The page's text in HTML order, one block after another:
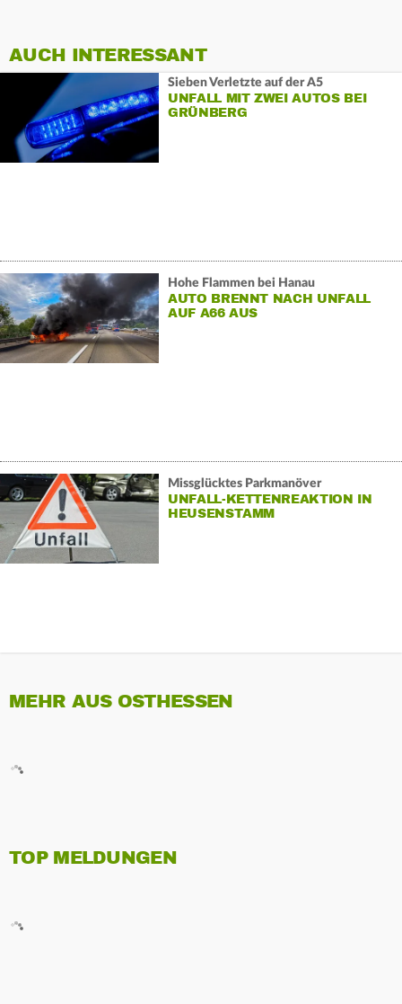
AUCH INTERESSANT
Sieben Verletzte auf der A5
UNFALL MIT ZWEI AUTOS BEI
GRÜNBERG
Hohe Flammen bei Hanau
AUTO BRENNT NACH UNFALL
AUF A66 AUS
Missglücktes Parkmanöver
UNFALL-KETTENREAKTION IN
HEUSENSTAMM
MEHR AUS OSTHESSEN
TOP MELDUNGEN